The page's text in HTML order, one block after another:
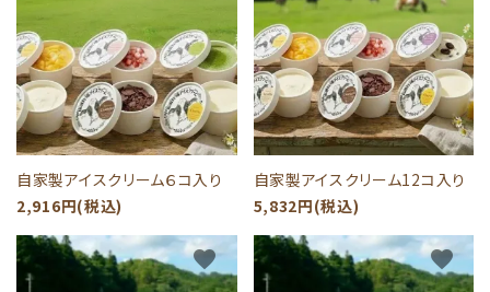
自家製アイスクリーム６コ入り
2,916円(税込)
自家製アイスクリーム12コ入り
5,832円(税込)
favorite favorite